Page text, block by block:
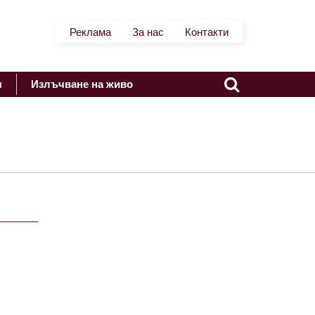
Реклама За нас Контакти
Излъчване на живо